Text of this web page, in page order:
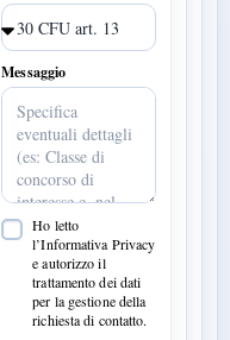
Messaggio
Ho letto
l’Informativa Privacy
e autorizzo il
trattamento dei dati
per la gestione della
richiesta di contatto.